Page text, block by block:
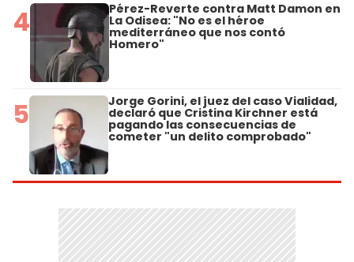
4 Pérez-Reverte contra Matt Damon en
La Odisea: "No es el héroe
mediterráneo que nos contó
Homero"
5 Jorge Gorini, el juez del caso Vialidad,
declaró que Cristina Kirchner está
pagando las consecuencias de
cometer "un delito comprobado"